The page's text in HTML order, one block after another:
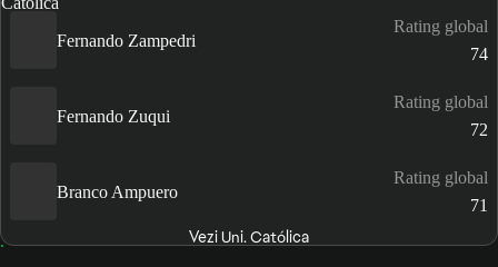
Fernando Zampedri
Rating global
74
Fernando Zuqui
Rating global
72
Branco Ampuero
Rating global
71
Vezi Uni. Católica